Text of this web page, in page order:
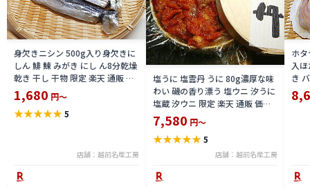
身欠きニシン 500g入り身欠きに
しん 鯡 鰊 みがき にし ん8分乾燥
乾き 干し 干物 限定 楽天 通販 価
格 特価 販売 お土産
1,680 円～
★★★★★5
店舗：越前名産工房
塩うに 塩雲丹 うに 80g濃厚な味
わい 磯の香り漂う 塩ウニ 汐うに
塩蔵 汐ウニ 限定 楽天 通販 価格
特価 販売 お土産
7,580 円～
★★★★★ 5
店舗：越前名産工房
ホ
入
き
冷
加